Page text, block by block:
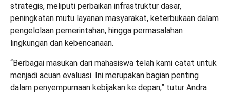
strategis, meliputi perbaikan infrastruktur dasar,
peningkatan mutu layanan masyarakat, keterbukaan dalam
pengelolaan pemerintahan, hingga permasalahan
lingkungan dan kebencanaan.
“Berbagai masukan dari mahasiswa telah kami catat untuk
menjadi acuan evaluasi. Ini merupakan bagian penting
dalam penyempurnaan kebijakan ke depan,” tutur Andra